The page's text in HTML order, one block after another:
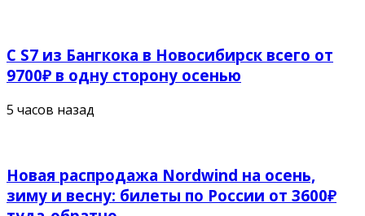
С S7 из Бангкока в Новосибирск всего от
9700₽ в одну сторону осенью
5 часов назад
Новая распродажа Nordwind на осень,
зиму и весну: билеты по России от 3600₽